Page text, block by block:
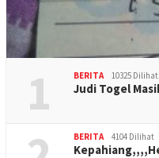
1 BERITA 10325 Dilihat
Judi Togel
BERITA 4104 Dilihat